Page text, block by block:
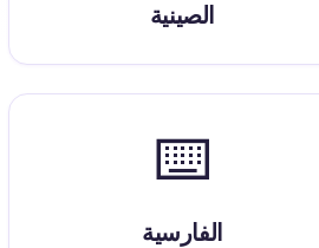
الصينية
⌨️
الفارسية